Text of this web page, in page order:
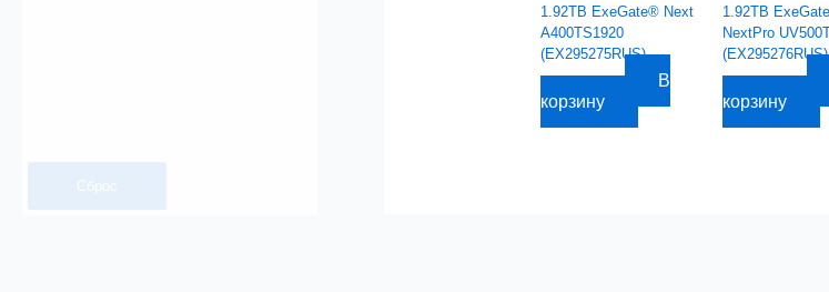
Сброс
1.92TB ExeGate® Next
A400TS1920
(EX295275RUS)
В
корзину
1.92TB
NextPro
(EX295276RUS)
корзину